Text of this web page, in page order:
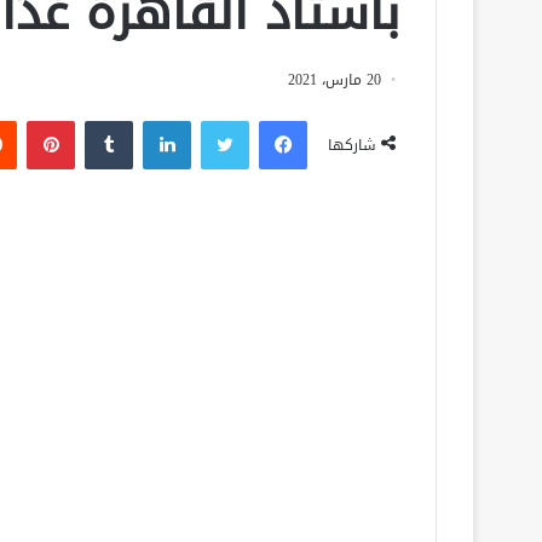
20 مارس، 2021
شاركها
فيسبوك لينكدإن بينتيريست